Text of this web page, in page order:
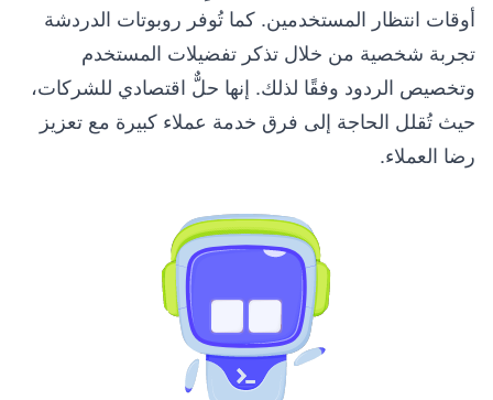
أوقات انتظار المستخدمين. كما تُوفر روبوتات الدردشة
تجربة شخصية من خلال تذكر تفضيلات المستخدم
وتخصيص الردود وفقًا لذلك. إنها حلٌّ اقتصادي للشركات،
حيث تُقلل الحاجة إلى فرق خدمة عملاء كبيرة مع تعزيز
رضا العملاء.